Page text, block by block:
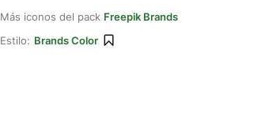
Más iconos del pack Freepik Brands
Estilo: Brands Color